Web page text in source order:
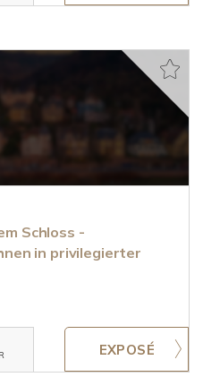
Schloss -
in privilegierter